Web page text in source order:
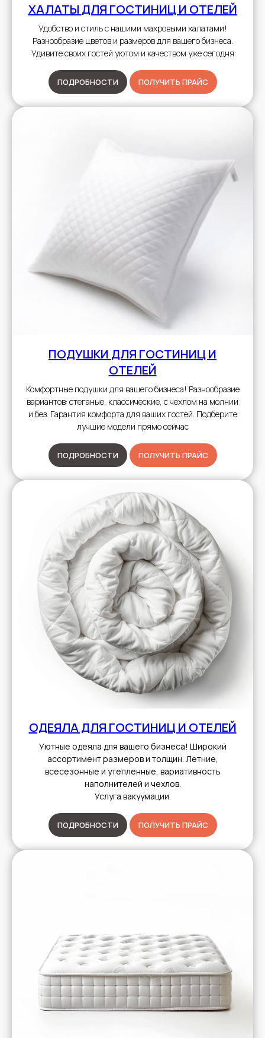
ХАЛАТЫ ДЛЯ ГОСТИНИЦ И ОТЕЛЕЙ
Удобство и стиль с нашими махровыми халатами!
Разнообразие цветов и размеров для вашего бизнеса.
Удивите своих гостей уютом и качеством уже сегодня
ПОДРОБНОСТИ ПОЛУЧИТЬ ПРАЙС
ПОДУШКИ ДЛЯ ГОСТИНИЦ И
ОТЕЛЕЙ
Комфортные подушки для вашего бизнеса! Разнообразие
вариантов: стеганые, классические, с чехлом на молнии
и без. Гарантия комфорта для ваших гостей. Подберите
лучшие модели прямо сейчас
ПОДРОБНОСТИ ПОЛУЧИТЬ ПРАЙС
ОДЕЯЛА ДЛЯ ГОСТИНИЦ И ОТЕЛЕЙ
Уютные одеяла для вашего бизнеса! Широкий
ассортимент размеров и толщин. Летние,
всесезонные и утепленные, вариативность
наполнителей и чехлов.
Услуга вакуумации.
ПОДРОБНОСТИ ПОЛУЧИТЬ ПРАЙС